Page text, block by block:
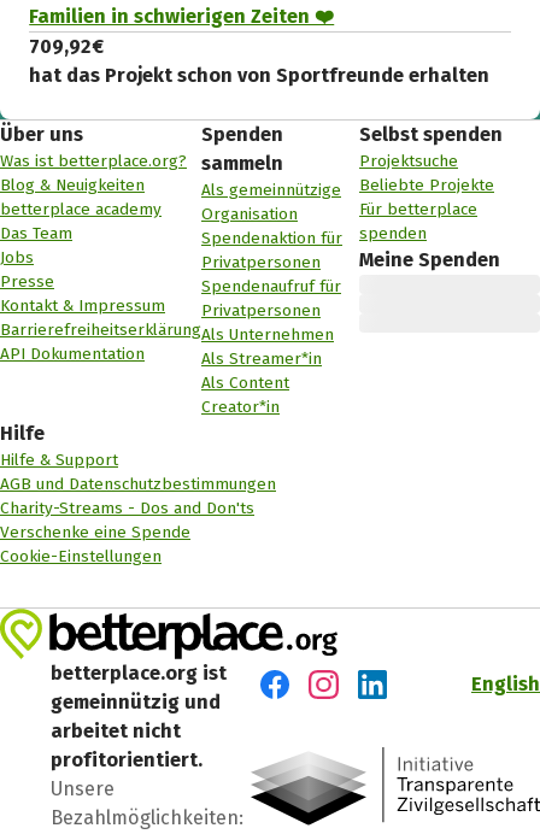
Familien in schwierigen Zeiten ❤️
709,92 €
hat das Projekt schon von Sportfreunde erhalten
Über uns
Was ist betterplace.org?
Blog & Neuigkeiten
betterplace academy
Das Team
Jobs
Presse
Kontakt & Impressum
Barrierefreiheitserklärung
API Dokumentation
Spenden
sammeln
Als gemeinnützige
Organisation
Spendenaktion für
Privatpersonen
Spendenaufruf für
Privatpersonen
Als Unternehmen
Als Streamer*in
Als Content
Creator*in
Selbst spenden
Projektsuche
Beliebte Projekte
Für betterplace
spenden
Meine Spenden
Hilfe
Hilfe & Support
AGB und Datenschutzbestimmungen
Charity-Streams - Dos and Don'ts
Verschenke eine Spende
Cookie-Einstellungen
betterplace.org ist
gemeinnützig und
arbeitet nicht
profitorientiert.
Unsere
Bezahlmöglichkeiten:
English